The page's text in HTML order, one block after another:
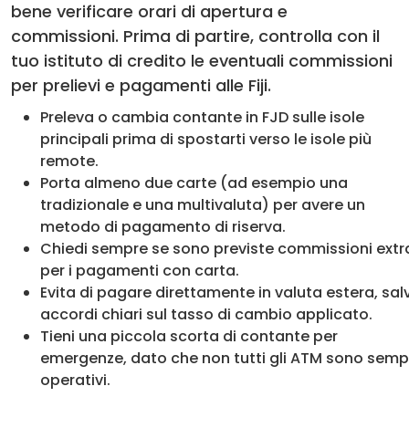
bene verificare orari di apertura e
commissioni. Prima di partire, controlla con il
tuo istituto di credito le eventuali commissioni
per prelievi e pagamenti alle Fiji.
Preleva o cambia contante in FJD sulle isole
principali prima di spostarti verso le isole più
remote.
Porta almeno due carte (ad esempio una
tradizionale e una multivaluta) per avere un
metodo di pagamento di riserva.
Chiedi sempre se sono previste commissioni
per i pagamenti con carta.
Evita di pagare direttamente in valuta estera,
accordi chiari sul tasso di cambio applicato.
Tieni una piccola scorta di contante per
emergenze, dato che non tutti gli ATM sono
operativi.